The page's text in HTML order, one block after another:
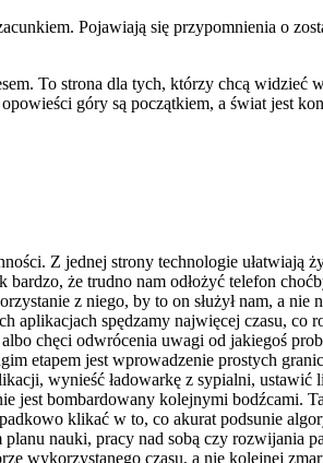
Pojawiają się przypomnienia o
To strona dla tych, którzy chcą
góry są początkiem, a świat jest
Z jednej strony technologie
że trudno nam odłożyć telefon
z niego, by to on służył nam, a
spędzamy najwięcej czasu, co
chęci odwrócenia uwagi od jakiegoś
etapem jest wprowadzenie prostych
wynieść ładowarkę z sypialni, ustawić
jest bombardowany kolejnymi bodźcami.
klikać w to, co akurat podsunie
planu nauki, pracy nad sobą czy rozwijania
wykorzystanego czasu, a nie kolejnej